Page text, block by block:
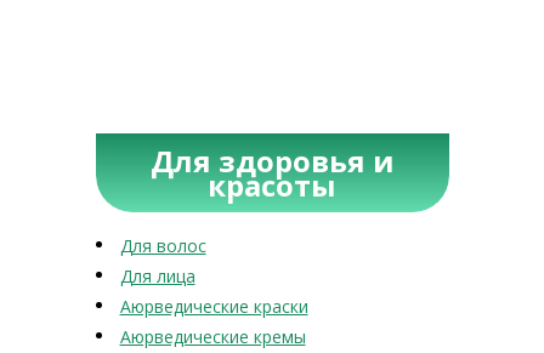
Для здоровья и
красоты
Для волос
Для лица
Аюрведические краски
Аюрведические кремы